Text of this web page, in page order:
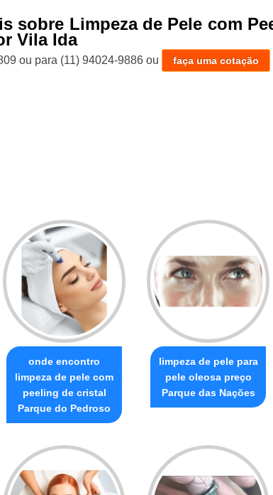
sobre Limpeza de Pele com
Vila Ida
ou para (11) 94024-9886 ou faça uma cotação
onde encontro
limpeza de pele com
peeling de cristal
Parque do Pedroso
limpeza de pele para
pele oleosa preço
Parque das Nações